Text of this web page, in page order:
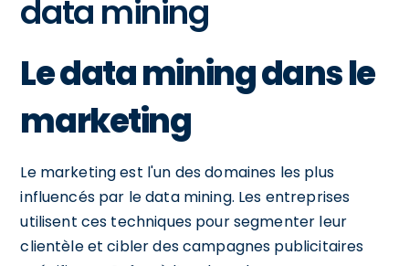
data mining
Le data mining dans le
marketing
Le marketing est l'un des domaines les plus
influencés par le data mining. Les entreprises
utilisent ces techniques pour segmenter leur
clientèle et cibler des campagnes publicitaires